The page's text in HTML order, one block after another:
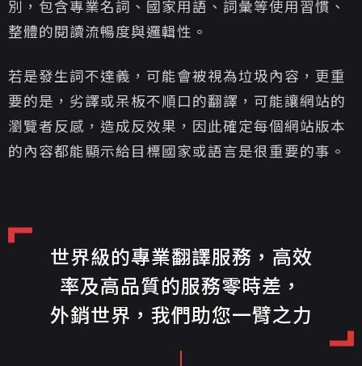
別，包含專業名詞、國家用語、詞彙等使用習慣、
整體的閱讀流暢度與邏輯性。
若是發生詞不達義，可能會被視為垃圾內容，更重
要的是，劣譯或呆板不順口的翻譯，可能讓網站的
瀏覽者反感，造成反效果，因此確定每個網站版本
的內容都能顯示給目標國家或語言是很重要的事。
世界級的專業翻譯服務，高效
率及高品質的服務零時差，
外銷世界，我們助您一臂之力